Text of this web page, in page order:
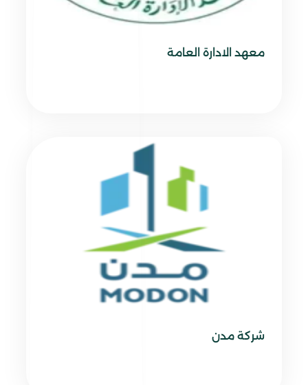
معهد الادارة العامة
شركة مدن